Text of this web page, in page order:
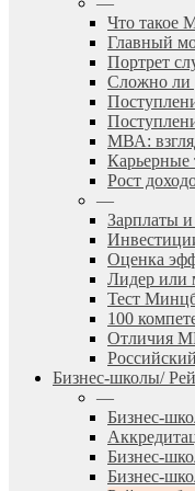
Что такое
Главный
Портрет
Сложно ли
МВА:
Карьерные
Рост
—
Зарплаты
Оценка
Лидер или
Тест
100
Отличия
Бизнес-школы/
—
Бизнес-
Бизнес-
Бизнес-